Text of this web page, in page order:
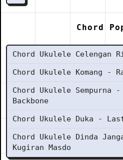
Chord
Chord Ukulele Celengan
Chord Ukulele Komang -
Chord Ukulele Sempurna
Backbone
Chord Ukulele Duka -
Chord Ukulele Dinda
Kugiran Masdo